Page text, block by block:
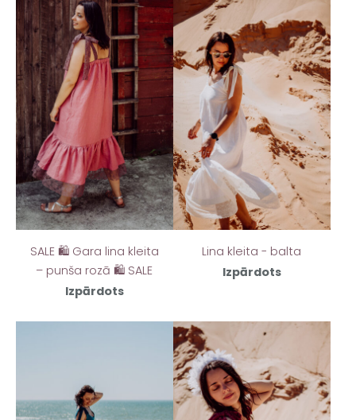
SALE 🛍️ Gara lina kleita
– punša rozā 🛍️ SALE
Izpārdots
Lina kleita - balta
Izpārdots